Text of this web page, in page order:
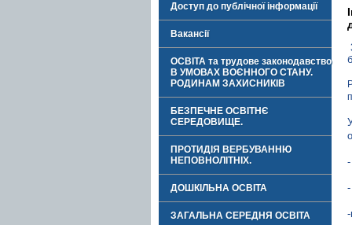
Доступ до публічної інформації
Вакансії
ОСВІТА та трудове законодавство
В УМОВАХ ВОЄННОГО СТАНУ.
РОДИНАМ ЗАХИСНИКІВ
БЕЗПЕЧНЕ ОСВІТНЄ
СЕРЕДОВИЩЕ.
ПРОТИДІЯ ВЕРБУВАННЮ
НЕПОВНОЛІТНІХ.
ДОШКІЛЬНА ОСВІТА
ЗАГАЛЬНА СЕРЕДНЯ ОСВІТА